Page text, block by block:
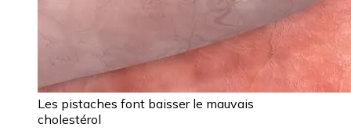
Les pistaches font baisser le mauvais
cholestérol